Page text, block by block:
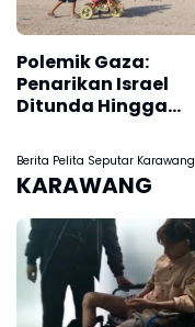
Polemik Gaza:
Penarikan Israel
Ditunda Hingga
Berita Pelita Seputar Karawang
KARAWANG